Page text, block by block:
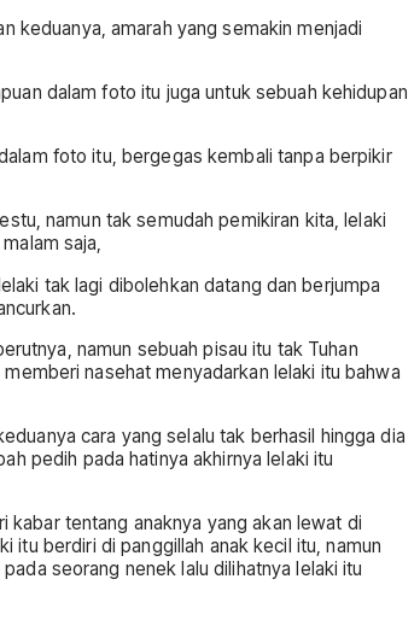
keduanya, amarah yang semakin menjadi
dalam foto itu juga untuk sebuah kehidupan
foto itu, bergegas kembali tanpa berpikir
namun tak semudah pemikiran kita, lelaki
saja,
tak lagi dibolehkan datang dan berjumpa
namun sebuah pisau itu tak Tuhan
nasehat menyadarkan lelaki itu bahwa
cara yang selalu tak berhasil hingga dia
pedih pada hatinya akhirnya lelaki itu
kabar tentang anaknya yang akan lewat di
itu berdiri di panggillah anak kecil itu, namun
seorang nenek lalu dilihatnya lelaki itu